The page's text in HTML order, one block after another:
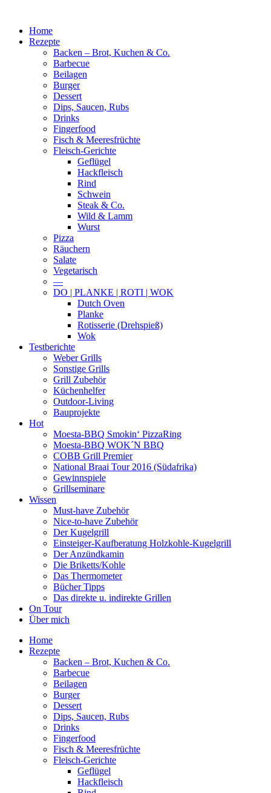
springenHome
Rezepte
Backen – Brot, Kuchen & Co.
Barbecue
Beilagen
Burger
Dessert
Dips, Saucen, Rubs
Drinks
Fingerfood
Fisch & Meeresfrüchte
Fleisch-Gerichte
Geflügel
Hackfleisch
Rind
Schwein
Steak & Co.
Wild & Lamm
Wurst
Pizza
Räuchern
Salate
Vegetarisch
—
DO | PLANKE | ROTI | WOK
Dutch Oven
Planke
Rotisserie (Drehspieß)
Wok
Testberichte
Weber Grills
Sonstige Grills
Grill Zubehör
Küchenhelfer
Outdoor-Living
Bauprojekte
Hot
Moesta-BBQ Smokin‘ PizzaRing
Moesta-BBQ WOK´N BBQ
COBB Grill Premier
National Braai Tour 2016 (Südafrika)
Gewinnspiele
Grillseminare
Wissen
Must-have Zubehör
Nice-to-have Zubehör
Der Kugelgrill
Einsteiger-Kaufberatung Holzkohle-Kugelgrill
Der Anzündkamin
Die Briketts/Kohle
Das Thermometer
Bücher Tipps
Das direkte u. indirekte Grillen
On Tour
Über mich
Home
Rezepte
Backen – Brot, Kuchen & Co.
Barbecue
Beilagen
Burger
Dessert
Dips, Saucen, Rubs
Drinks
Fingerfood
Fisch & Meeresfrüchte
Fleisch-Gerichte
Geflügel
Hackfleisch